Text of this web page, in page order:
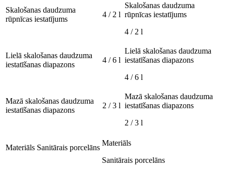
Skalošanas daudzuma
rūpnīcas iestatījums
4 / 2 l
Skalošanas daudzuma
rūpnīcas iestatījums
4 / 2 l
Lielā skalošanas daudzuma
iestatīšanas diapazons
4 / 6 l
Lielā skalošanas daudzuma
iestatīšanas diapazons
4 / 6 l
Mazā skalošanas daudzuma
iestatīšanas diapazons
2 / 3 l
Mazā skalošanas daudzuma
iestatīšanas diapazons
2 / 3 l
Materiāls Sanitārais porcelāns
Materiāls
Sanitārais porcelāns